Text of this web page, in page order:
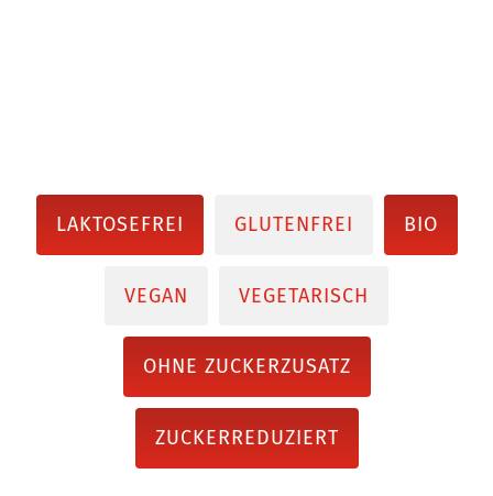
LAKTOSEFREI GLUTENFREI BIO
VEGAN VEGETARISCH
OHNE ZUCKERZUSATZ
ZUCKERREDUZIERT